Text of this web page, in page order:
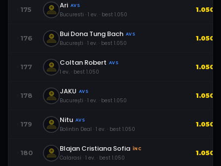
175 Ari AVS
Bucuresti · 1 ev. · best 1.050
1.050
176 Bui Dona Tung Bach AVS
București · 1 ev. · best 1.050
1.050
177 Coltan Robert AVS
1 ev. · best 1.050
1.050
178 JAKU AVS
București · 1 ev. · best 1.050
1.050
179 Nitu AVS
Bolintin Deal · 1 ev. · best 1.050
1.050
180 Blajan Cristiana Sofia ÎNC
Calarasi · 1 ev. · best 1.050
1.050